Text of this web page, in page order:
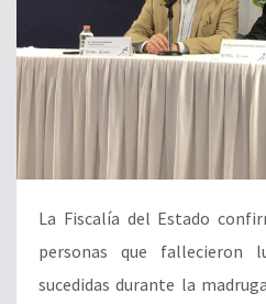
La Fiscalía del Estado
personas que fallecieron
sucedidas durante la